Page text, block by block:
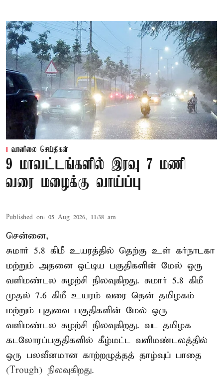
வானிலை செய்திகள்
9 மாவட்டங்களில் இரவு 7 மணி
வரை மழைக்கு வாய்ப்பு
Published on: 05 Aug 2026, 11:38 am
சென்னை,
சுமார் 5.8 கிமீ உயரத்தில் தெற்கு உள் கர்நாடகா
மற்றும் அதனை ஒட்டிய பகுதிகளின் மேல் ஒரு
வளிமண்டல சுழற்சி நிலவுகிறது. சுமார் 5.8 கிமீ
முதல் 7.6 கிமீ உயரம் வரை தென் தமிழகம்
மற்றும் புதுவை பகுதிகளின் மேல் ஒரு
வளிமண்டல சுழற்சி நிலவுகிறது. வட தமிழக
கடலோரப்பகுதிகளில் கீழ்மட்ட வளிமண்டலத்தில்
ஒரு பலவீனமான காற்றழுத்தத் தாழ்வுப் பாதை
(Trough) நிலவுகிறது.